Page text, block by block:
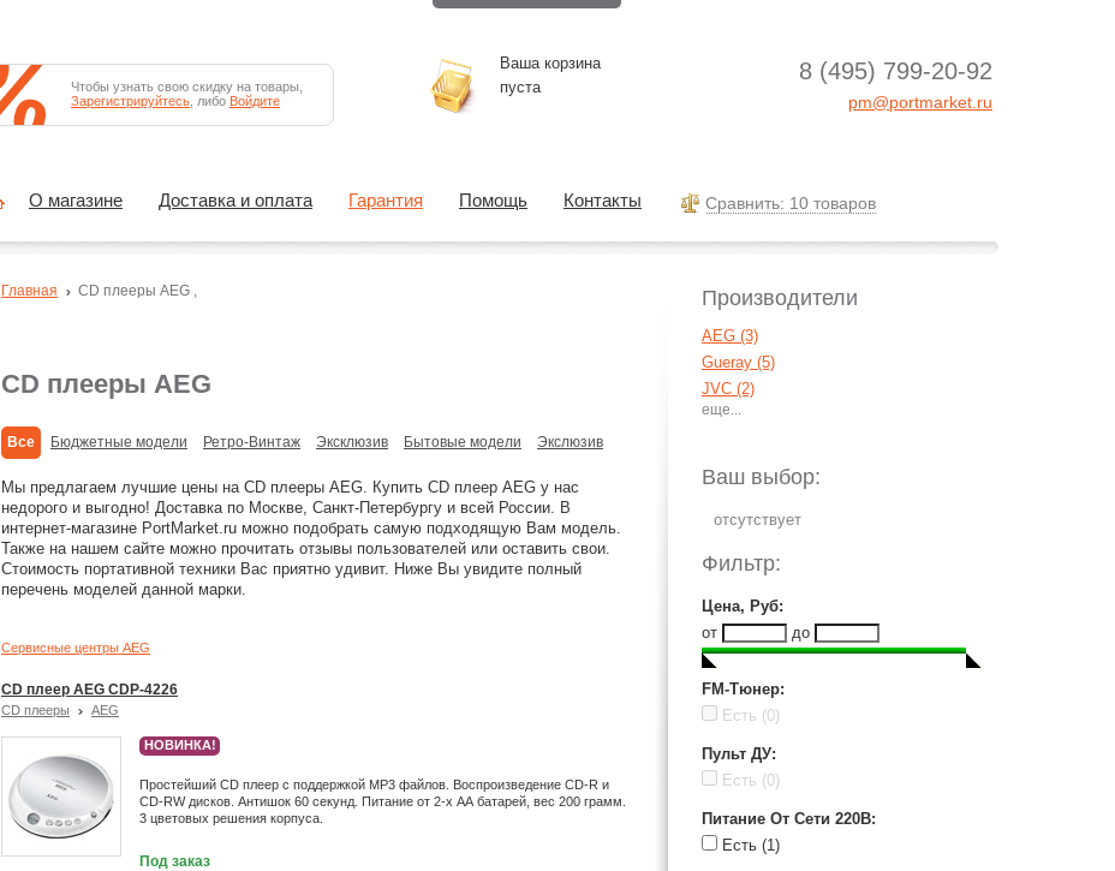
CD плееры AEG
Все Бюджетные модели Ретро-Винтаж Эксклюзив Бытовые модели Экслюзив
Мы предлагаем лучшие цены на CD плееры AEG. Купить CD плеер AEG у нас
недорого и выгодно! Доставка по Москве, Санкт-Петербургу и всей России. В
интернет-магазине PortMarket.ru можно подобрать самую подходящую Вам модель.
Также на нашем сайте можно прочитать отзывы пользователей или оставить свои.
Стоимость портативной техники Вас приятно удивит. Ниже Вы увидите полный
перечень моделей данной марки.
Сервисные центры AEG
CD плеер AEG CDP-4226
CD плееры AEG
НОВИНКА!
Простейший CD плеер с поддержкой MP3 файлов. Воспроизведение CD-R и
CD-RW дисков. Антишок 60 секунд. Питание от 2-х АА батарей, вес 200 грамм.
3 цветовых решения корпуса.
Под заказ
Главная CD плееры AEG , Производители
AEG (3)
Gueray (5)
JVC (2)
Naxa (1)
Philips (2)
Vitek (1)
Ваш выбор:
Фильтр:
Цена, Руб:
от
до
FM-Тюнер:
Есть (0)
Пульт ДУ:
Есть (0)
Питание От Сети 220В:
Есть (1)
Чтобы узнать свою скидку на товары,
Зарегистрируйтесь , либо Войдите
Ваша корзина
пуста
8 (495) 799-20-92
pm@portmarket.ru
О магазине Доставка и оплата Гарантия Помощь Контакты Cравнить: 10 товаров